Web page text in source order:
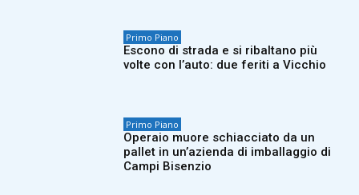
Primo Piano
Escono di strada e si ribaltano più
volte con l’auto: due feriti a Vicchio
Primo Piano
Operaio muore schiacciato da un
pallet in un’azienda di imballaggio di
Campi Bisenzio